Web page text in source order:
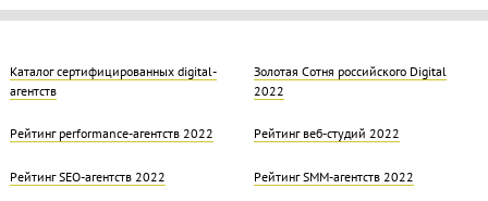
Каталог сертифицированных digital-
агентств
Золотая Cотня российского Digital
2022
Рейтинг performance-агентств 2022 Рейтинг веб-студий 2022
Рейтинг SEO-агентств 2022 Рейтинг SMM-агентств 2022